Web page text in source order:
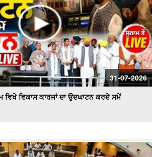
31-07-2026
ਵਿਖੇ ਵਿਕਾਸ ਕਾਰਜਾਂ ਦਾ ਉਦਘਾਟਨ ਕਰਦੇ ਸਮੇਂ